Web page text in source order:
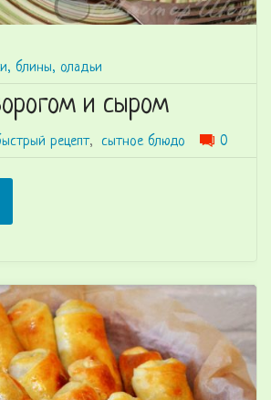
блины, оладьи
и сыром
рецепт, сытное блюдо 0